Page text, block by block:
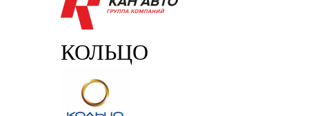
КОЛЬЦО